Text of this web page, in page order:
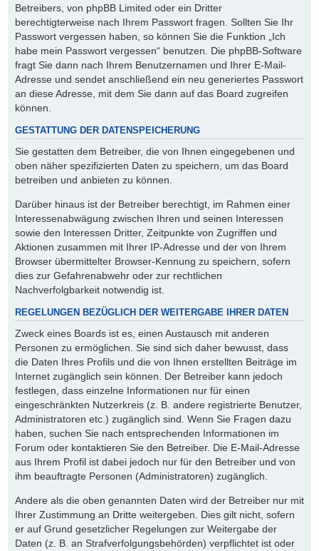
Betreibers, von phpBB Limited oder ein Dritter
berechtigterweise nach Ihrem Passwort fragen. Sollten Sie Ihr
Passwort vergessen haben, so können Sie die Funktion „Ich
habe mein Passwort vergessen“ benutzen. Die phpBB-Software
fragt Sie dann nach Ihrem Benutzernamen und Ihrer E-Mail-
Adresse und sendet anschließend ein neu generiertes Passwort
an diese Adresse, mit dem Sie dann auf das Board zugreifen
können.
GESTATTUNG DER DATENSPEICHERUNG
Sie gestatten dem Betreiber, die von Ihnen eingegebenen und
oben näher spezifizierten Daten zu speichern, um das Board
betreiben und anbieten zu können.
Darüber hinaus ist der Betreiber berechtigt, im Rahmen einer
Interessenabwägung zwischen Ihren und seinen Interessen
sowie den Interessen Dritter, Zeitpunkte von Zugriffen und
Aktionen zusammen mit Ihrer IP-Adresse und der von Ihrem
Browser übermittelter Browser-Kennung zu speichern, sofern
dies zur Gefahrenabwehr oder zur rechtlichen
Nachverfolgbarkeit notwendig ist.
REGELUNGEN BEZÜGLICH DER WEITERGABE IHRER DATEN
Zweck eines Boards ist es, einen Austausch mit anderen
Personen zu ermöglichen. Sie sind sich daher bewusst, dass
die Daten Ihres Profils und die von Ihnen erstellten Beiträge im
Internet zugänglich sein können. Der Betreiber kann jedoch
festlegen, dass einzelne Informationen nur für einen
eingeschränkten Nutzerkreis (z. B. andere registrierte Benutzer,
Administratoren etc.) zugänglich sind. Wenn Sie Fragen dazu
haben, suchen Sie nach entsprechenden Informationen im
Forum oder kontaktieren Sie den Betreiber. Die E-Mail-Adresse
aus Ihrem Profil ist dabei jedoch nur für den Betreiber und von
ihm beauftragte Personen (Administratoren) zugänglich.
Andere als die oben genannten Daten wird der Betreiber nur mit
Ihrer Zustimmung an Dritte weitergeben. Dies gilt nicht, sofern
er auf Grund gesetzlicher Regelungen zur Weitergabe der
Daten (z. B. an Strafverfolgungsbehörden) verpflichtet ist oder